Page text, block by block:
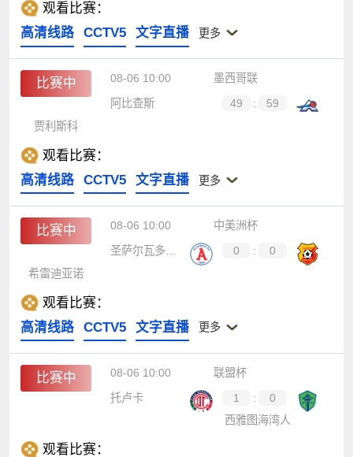
观看比赛：
高清线路
CCTV5 文字直播 更多
比赛中 08-06 10:00
墨西哥联
阿比查斯
49 :
59
贾利斯科
观看比赛：
高清线路
CCTV5 文字直播 更多
比赛中 08-06 10:00
中美洲杯
圣萨尔瓦多联盟
0 :
0
希雷迪亚诺
观看比赛：
高清线路
CCTV5 文字直播 更多
比赛中 08-06 10:00
联盟杯
托卢卡
1 :
0
西雅图海湾人
观看比赛：